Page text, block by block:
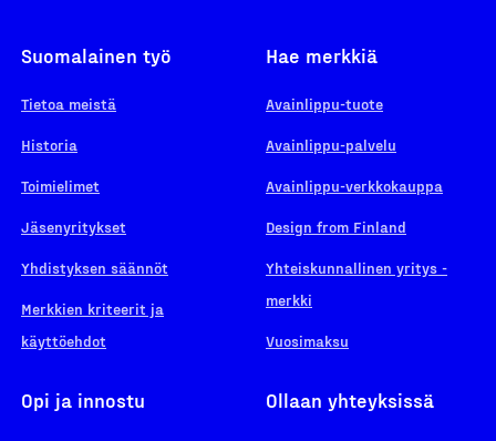
Suomalainen työ
Tietoa meistä
Historia
Toimielimet
Jäsenyritykset
Yhdistyksen säännöt
Merkkien kriteerit ja
käyttöehdot
Hae merkkiä
Avainlippu-tuote
Avainlippu-palvelu
Avainlippu-verkkokauppa
Design from Finland
Yhteiskunnallinen yritys -
merkki
Vuosimaksu
Opi ja innostu Ollaan yhteyksissä